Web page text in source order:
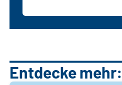
Entdecke mehr: